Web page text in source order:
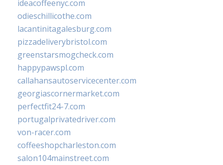
ideacoffeenyc.com
odieschillicothe.com
lacantinitagalesburg.com
pizzadeliverybristol.com
greenstarsmogcheck.com
happypawspl.com
callahansautoservicecenter.com
georgiascornermarket.com
perfectfit24-7.com
portugalprivatedriver.com
von-racer.com
coffeeshopcharleston.com
salon104mainstreet.com